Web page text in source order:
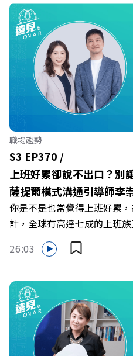
集《遠見ON AIR》邀請到可
遠，帶你解析可爾姿如何打
健身新契機！ 🔺如何從「傳
運動便利店」？ 🔺運動如何
壓力」空間？ 🔺對抗肌少症
「社會處方」 🔺超高加盟成
力互助與微型創業平台」 主
智庫總編輯 李建興 與談人／
遠 +++++ 🫧清除腦袋的盲點
開看質感養成術>> https://
《遠見》更多的社群： LINE
IG：https://bit.ly/
Powered by Firstory
職場趨勢
S3 EP370 /
上班好累卻說不出口？別
薩提爾模式溝通引導師李
你是不是也常覺得上班好累
計，全球有高達七成的上班
成默默承受著「沉默的倦怠
與承上啟下的壓力成為日常
止境的自我懷疑，在人際風
集《遠見ON AIR》邀請新書
爾模式溝通引導師李崇義與
的應對姿態，以及在緊湊的
🔺你的自我價值，難道只能
你的同事，正在用哪種「不
26:03